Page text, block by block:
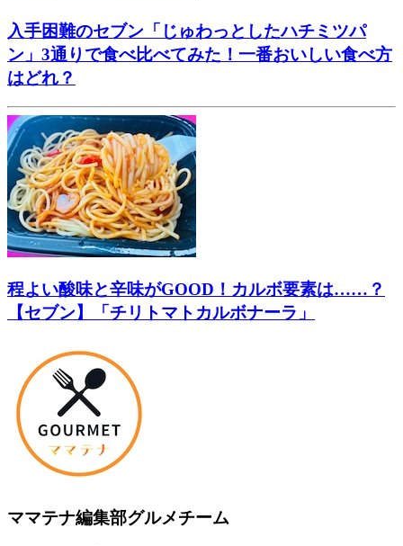
入手困難のセブン「じゅわっとしたハチミツパ
ン」3通りで食べ比べてみた！一番おいしい食べ方
はどれ？
程よい酸味と辛味がGOOD！カルボ要素は……？
【セブン】「チリトマトカルボナーラ」
ママテナ編集部グルメチーム